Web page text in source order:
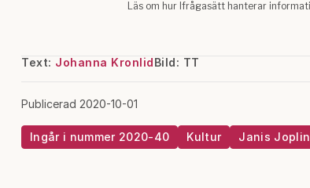
Text: Johanna KronlidBild: TT
Publicerad 2020-10-01
Ingår i nummer 2020-40 Kultur Janis Joplin